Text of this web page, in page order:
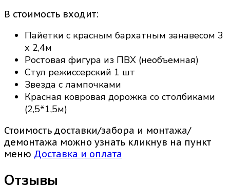
В стоимость входит:
Пайетки с красным бархатным занавесом 3
х 2,4м
Ростовая фигура из ПВХ (необъемная)
Стул режиссерский 1 шт
Звезда с лампочками
Красная ковровая дорожка со столбиками
(2,5*1,5м)
Стоимость доставки/забора и монтажа/
демонтажа можно узнать кликнув на пункт
меню Доставка и оплата
Отзывы